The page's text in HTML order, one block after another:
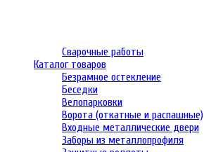
Сварочные работы
Каталог товаров
Безрамное остекление
Беседки
Велопарковки
Ворота (откатные и распашные)
Входные металлические двери
Заборы из металлопрофиля